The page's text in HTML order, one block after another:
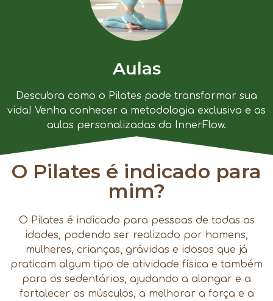
Aulas
Descubra como o Pilates pode transformar sua
vida! Venha conhecer a metodologia exclusiva e as
aulas personalizadas da InnerFlow.
O Pilates é indicado para
mim?
O Pilates é indicado para pessoas de todas as
idades, podendo ser realizado por homens,
mulheres, crianças, grávidas e idosos que já
praticam algum tipo de atividade física e também
para os sedentários, ajudando a alongar e a
fortalecer os músculos, a melhorar a força e a